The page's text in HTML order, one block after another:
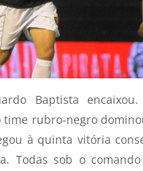
Baptista
time rubro-negro
à quinta vitória
Todas sob o